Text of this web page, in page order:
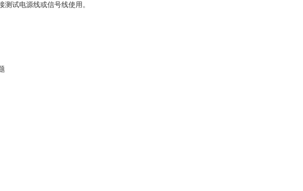
试电源线或信号线使用。